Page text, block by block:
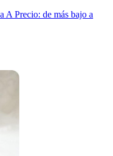
A Precio: de más bajo a